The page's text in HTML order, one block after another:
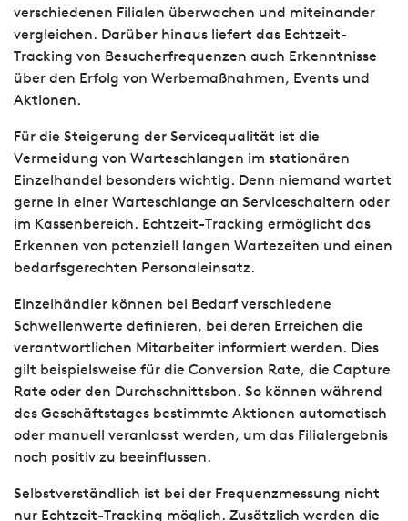
verschiedenen Filialen überwachen und miteinander
vergleichen. Darüber hinaus liefert das Echtzeit-
Tracking von Besucherfrequenzen auch Erkenntnisse
über den Erfolg von Werbemaßnahmen, Events und
Aktionen.
Für die Steigerung der Servicequalität ist die
Vermeidung von Warteschlangen im stationären
Einzelhandel besonders wichtig. Denn niemand wartet
gerne in einer Warteschlange an Serviceschaltern oder
im Kassenbereich. Echtzeit-Tracking ermöglicht das
Erkennen von potenziell langen Wartezeiten und einen
bedarfsgerechten Personaleinsatz.
Einzelhändler können bei Bedarf verschiedene
Schwellenwerte definieren, bei deren Erreichen die
verantwortlichen Mitarbeiter informiert werden. Dies
gilt beispielsweise für die Conversion Rate, die Capture
Rate oder den Durchschnittsbon. So können während
des Geschäftstages bestimmte Aktionen automatisch
oder manuell veranlasst werden, um das Filialergebnis
noch positiv zu beeinflussen.
Selbstverständlich ist bei der Frequenzmessung nicht
nur Echtzeit-Tracking möglich. Zusätzlich werden die